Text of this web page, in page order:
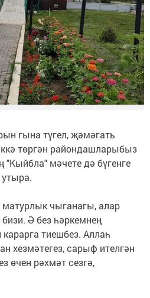
гына түгел, җәмәгать
төргән райондашларыбыз
мәчете дә бүгенге
утыра.
чыганагы, алар
Ә без һәркемнең
тиешбез. Аллаһ
хезмәтегез, сарыф ителгән
өчен рәхмәт сезгә,